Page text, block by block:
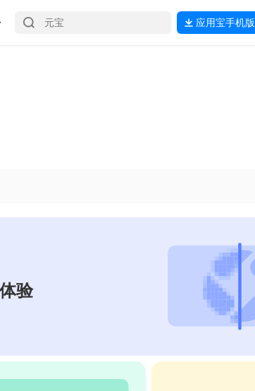
应用宝手机版
验